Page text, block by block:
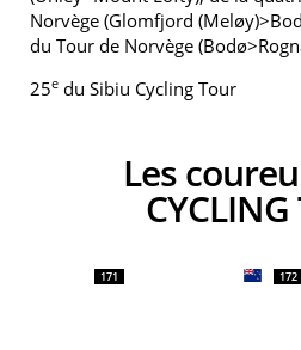
Norvège (Glomfjord
du Tour de Norvège
25e du Sibiu Cycling Tour
Les coureurs NSN
CYCLING
171 172